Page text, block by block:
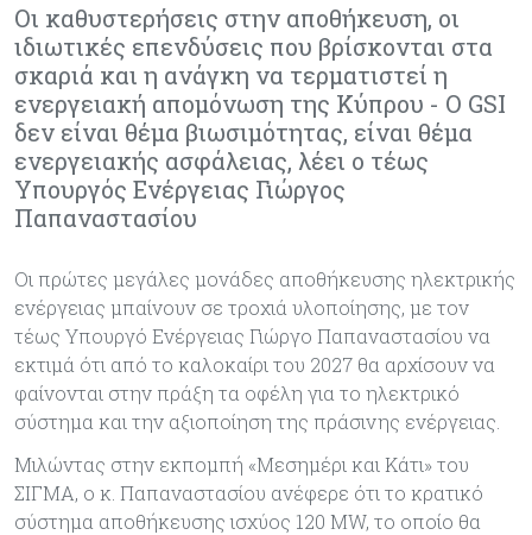
Οι καθυστερήσεις στην αποθήκευση, οι
ιδιωτικές επενδύσεις που βρίσκονται στα
σκαριά και η ανάγκη να τερματιστεί η
ενεργειακή απομόνωση της Κύπρου - Ο GSI
δεν είναι θέμα βιωσιμότητας, είναι θέμα
ενεργειακής ασφάλειας, λέει ο τέως
Υπουργός Ενέργειας Γιώργος
Παπαναστασίου
Οι πρώτες μεγάλες μονάδες αποθήκευσης ηλεκτρικής
ενέργειας μπαίνουν σε τροχιά υλοποίησης, με τον
τέως Υπουργό Ενέργειας Γιώργο Παπαναστασίου να
εκτιμά ότι από το καλοκαίρι του 2027 θα αρχίσουν να
φαίνονται στην πράξη τα οφέλη για το ηλεκτρικό
σύστημα και την αξιοποίηση της πράσινης ενέργειας.
Μιλώντας στην εκπομπή «Μεσημέρι και Κάτι» του
ΣΙΓΜΑ, ο κ. Παπαναστασίου ανέφερε ότι το κρατικό
σύστημα αποθήκευσης ισχύος 120 MW, το οποίο θα